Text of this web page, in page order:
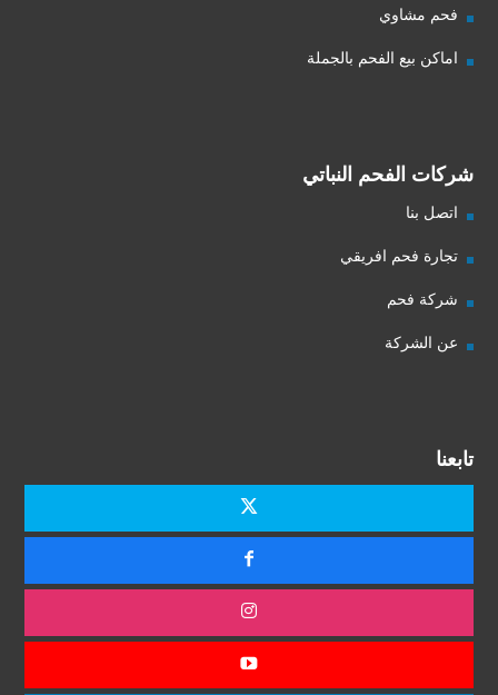
فحم مشاوي
اماكن بيع الفحم بالجملة
شركات الفحم النباتي
اتصل بنا
تجارة فحم افريقي
شركة فحم
عن الشركة
تابعنا